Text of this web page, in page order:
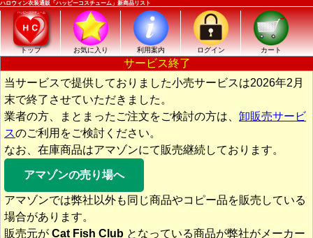
ハロウィン衣装通販「ハッピーコスチューム」新商品リスト
トップ お気に入り 利用案内 ログイン カート
サービス終了
当サービスで提供しておりました小売サービスは2026年2月
末で終了させていただきました。
業者の方、まとまったご注文をご検討の方は、 卸販売サービ
スのご利用をご検討ください。
なお、在庫商品はアマゾンにて販売継続しております。
アマゾンの売り場へ
アマゾンでは弊社以外も同じ商品やコピー品を販売している
場合があります。
販売元が Cat Fish Club となっている商品が弊社がメーカー